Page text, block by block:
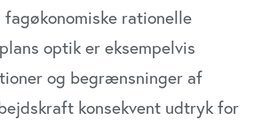
rationelle
optik er eksempelvis
og begrænsninger af
konsekvent udtryk for